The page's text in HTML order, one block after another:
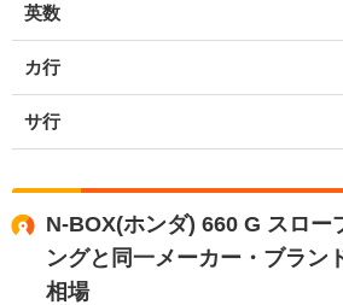
英数
カ行
サ行
N-BOX(ホンダ) 660 G スロー
ングと同一メーカー・ブラン
相場